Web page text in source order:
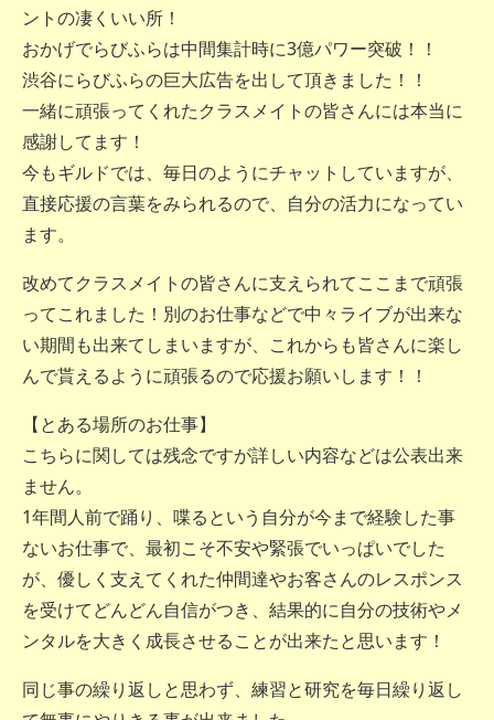
ントの凄くいい所！
おかげでらびふらは中間集計時に3億パワー突破！！
渋谷にらびふらの巨大広告を出して頂きました！！
一緒に頑張ってくれたクラスメイトの皆さんには本当に
感謝してます！
今もギルドでは、毎日のようにチャットしていますが、
直接応援の言葉をみられるので、自分の活力になってい
ます。
改めてクラスメイトの皆さんに支えられてここまで頑張
ってこれました！別のお仕事などで中々ライブが出来な
い期間も出来てしまいますが、これからも皆さんに楽し
んで貰えるように頑張るので応援お願いします！！
【とある場所のお仕事】
こちらに関しては残念ですが詳しい内容などは公表出来
ません。
1年間人前で踊り、喋るという自分が今まで経験した事
ないお仕事で、最初こそ不安や緊張でいっぱいでした
が、優しく支えてくれた仲間達やお客さんのレスポンス
を受けてどんどん自信がつき、結果的に自分の技術やメ
ンタルを大きく成長させることが出来たと思います！
同じ事の繰り返しと思わず、練習と研究を毎日繰り返し